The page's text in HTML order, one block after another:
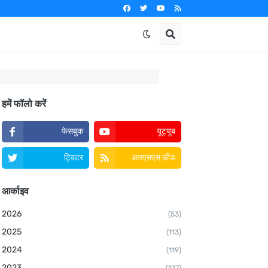
हमें फॉलो करें
फेसबुक यूट्यूब
ट्विटर आरएसएस फ़ीड
आर्काइव
2026 (53)
2025 (113)
2024 (119)